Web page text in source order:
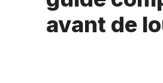
avant de